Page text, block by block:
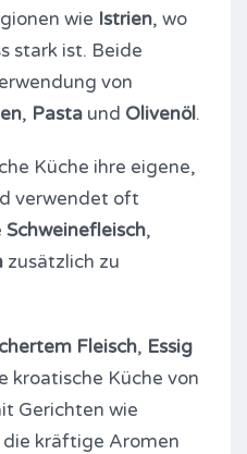
wie Istrien, wo
stark ist. Beide
von
, Pasta und Olivenöl.
Küche ihre eigene,
verwendet oft
Schweinefleisch,
zusätzlich zu
Fleisch, Essig
kroatische Küche von
Gerichten wie
die kräftige Aromen